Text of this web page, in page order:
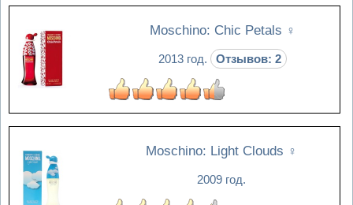
Moschino: Chic Petals ♀
2013 год. Отзывов: 2
Moschino: Light Clouds ♀
2009 год.